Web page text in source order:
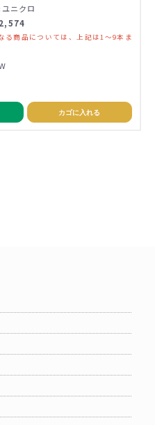
ニクロ
商品については、上記は1～9本ま
カゴに入れる